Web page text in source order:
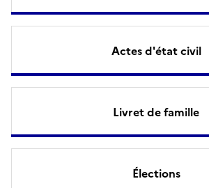
Actes d'état civil
Livret de famille
Élections